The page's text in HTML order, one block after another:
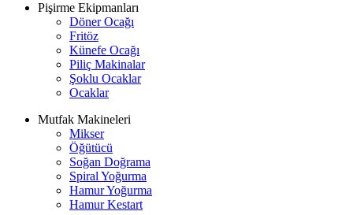
Pişirme Ekipmanları
Döner Ocağı
Fritöz
Künefe Ocağı
Piliç Makinalar
Şoklu Ocaklar
Ocaklar
Mutfak Makineleri
Mikser
Öğütücü
Soğan Doğrama
Spiral Yoğurma
Hamur Yoğurma
Hamur Kestart